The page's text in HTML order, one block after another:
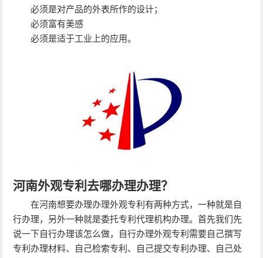
必须是对产品的外表所作的设计；
必须富有美感
必须是适于工业上的应用。
河南外观专利去哪办理办理？
在河南想要办理办理外观专利有两种方式，一种就是自
行办理，另外一种就是委托专利代理机构办理。首先我们先
说一下自行办理该怎么做，自行办理外观专利需要自己撰写
专利办理材料、自己检索专利、自己提交专利办理、自己处